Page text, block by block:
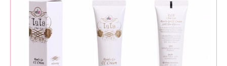
商店資訊
購物車